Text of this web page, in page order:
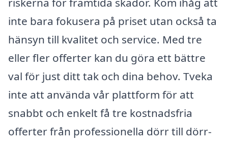
inte bara fokusera på priset utan också ta
hänsyn till kvalitet och service. Med tre
eller fler offerter kan du göra ett bättre
val för just ditt tak och dina behov. Tveka
inte att använda vår plattform för att
snabbt och enkelt få tre kostnadsfria
offerter från professionella dörr till dörr-